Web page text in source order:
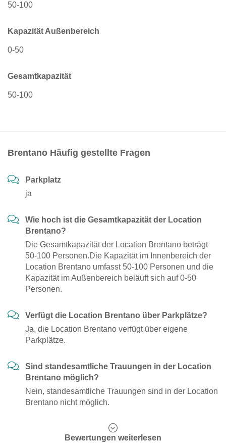
50-100
Kapazität Außenbereich
0-50
Gesamtkapazität
50-100
Brentano Häufig gestellte Fragen
Parkplatz
ja
Wie hoch ist die Gesamtkapazität der Location
Brentano?
Die Gesamtkapazität der Location Brentano beträgt
50-100 Personen.Die Kapazität im Innenbereich der
Location Brentano umfasst 50-100 Personen und die
Kapazität im Außenbereich beläuft sich auf 0-50
Personen.
Verfügt die Location Brentano über Parkplätze?
Ja, die Location Brentano verfügt über eigene
Parkplätze.
Sind standesamtliche Trauungen in der Location
Brentano möglich?
Nein, standesamtliche Trauungen sind in der Location
Brentano nicht möglich.
Bewertungen weiterlesen